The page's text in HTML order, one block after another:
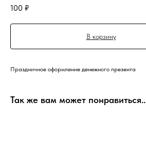
100 ₽
В корзину
Праздничное оформление денежного презента
Так же вам может понравиться..